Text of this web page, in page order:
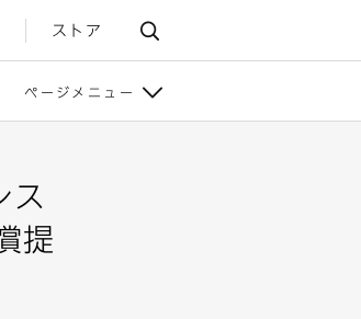
ストア
ページメニュー
ス
提